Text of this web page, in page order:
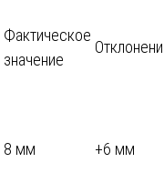
Фактическое
значение
8 мм +6 мм